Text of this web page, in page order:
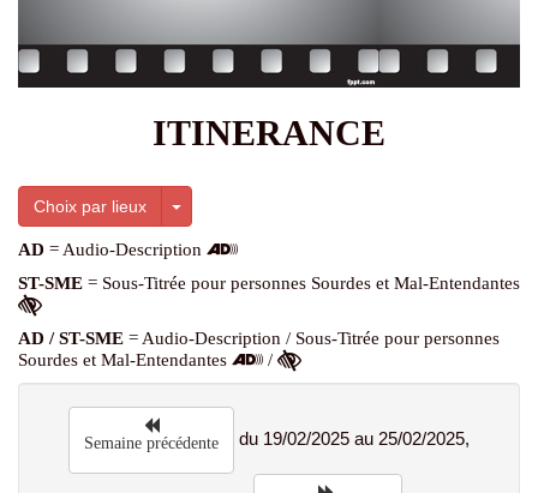
ITINERANCE
Choix par lieux Toggle Dropdown
AD = Audio-Description
ST-SME = Sous-Titrée pour personnes Sourdes et Mal-Entendantes
AD / ST-SME = Audio-Description / Sous-Titrée pour personnes
Sourdes et Mal-Entendantes
/
Semaine précédente du 19/02/2025 au 25/02/2025,